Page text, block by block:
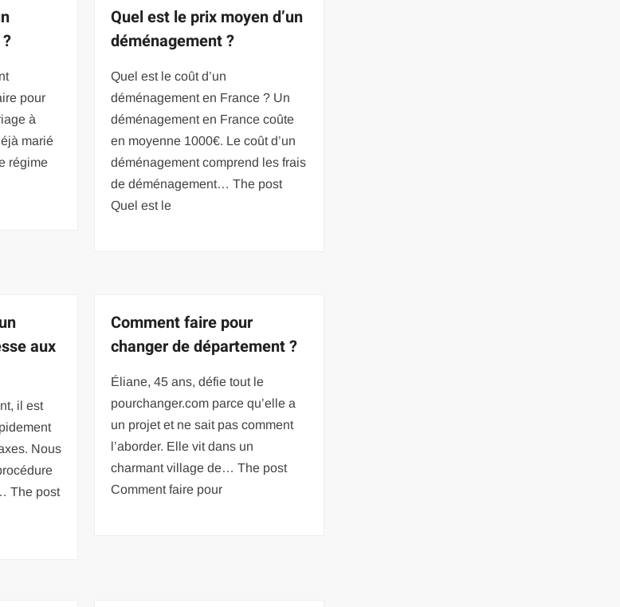
pour
à
marié
régime
Quel est le prix moyen d’un
déménagement ?
Quel est le coût d’un
déménagement en France ? Un
déménagement en France coûte
en moyenne 1000€. Le coût d’un
déménagement comprend les frais
de déménagement… The post
Quel est le
aux
il est
Nous
The post
Comment faire pour
changer de département ?
Éliane, 45 ans, défie tout le
pourchanger.com parce qu’elle a
un projet et ne sait pas comment
l’aborder. Elle vit dans un
charmant village de… The post
Comment faire pour